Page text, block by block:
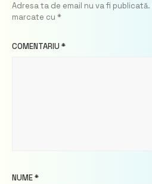
Adresa ta de email nu va fi publicată.
marcate cu *
COMENTARIU *
NUME*